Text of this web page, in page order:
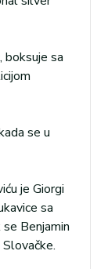
boksuje sa
se u
je Giorgi
sa
Benjamin